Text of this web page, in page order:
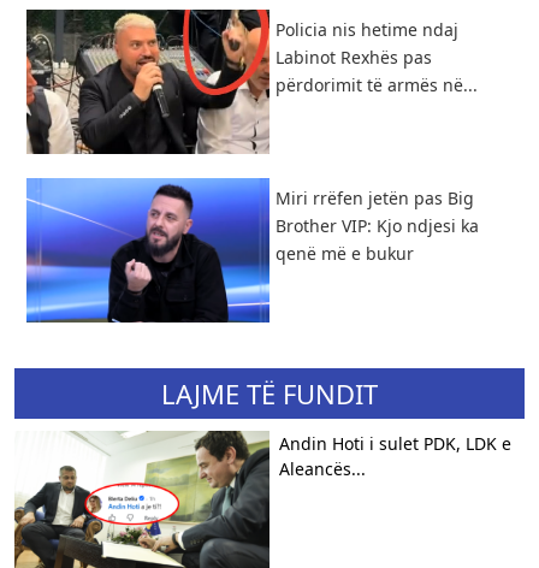
Policia nis hetime ndaj
Labinot Rexhës pas
përdorimit të armës në...
Miri rrëfen jetën pas Big
Brother VIP: Kjo ndjesi ka
qenë më e bukur
LAJME TË FUNDIT
Andin Hoti i sulet PDK, LDK e
Aleancës...